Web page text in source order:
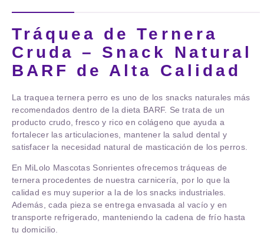
Tráquea de Ternera
Cruda – Snack Natural
BARF de Alta Calidad
La traquea ternera perro es uno de los snacks naturales más
recomendados dentro de la dieta BARF. Se trata de un
producto crudo, fresco y rico en colágeno que ayuda a
fortalecer las articulaciones, mantener la salud dental y
satisfacer la necesidad natural de masticación de los perros.
En MiLolo Mascotas Sonrientes ofrecemos tráqueas de
ternera procedentes de nuestra carnicería, por lo que la
calidad es muy superior a la de los snacks industriales.
Además, cada pieza se entregaenvasada al vacío y en
transporte refrigerado, manteniendo la cadena de frío hasta
tu domicilio.